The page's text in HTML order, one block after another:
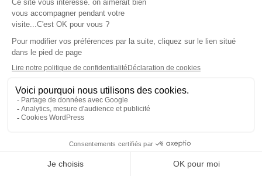
Brigitte Lahaie
Brigitte Lahaie Sud Radio
Animateur
Vous écoutez Sud Radio